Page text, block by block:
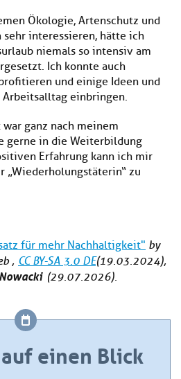
Ökologie, Artenschutz und
interessieren, hätte ich
niemals so intensiv am
Ich konnte auch
und einige Ideen und
einbringen.
ganz nach meinem
gerne in die Weiterbildung
Erfahrung kann ich mir
„Wiederholungstäterin“ zu
für mehr Nachhaltigkeit" by
, CC BY-SA 3.0 DE(19.03.2024),
(29.07.2026).
einen Blick